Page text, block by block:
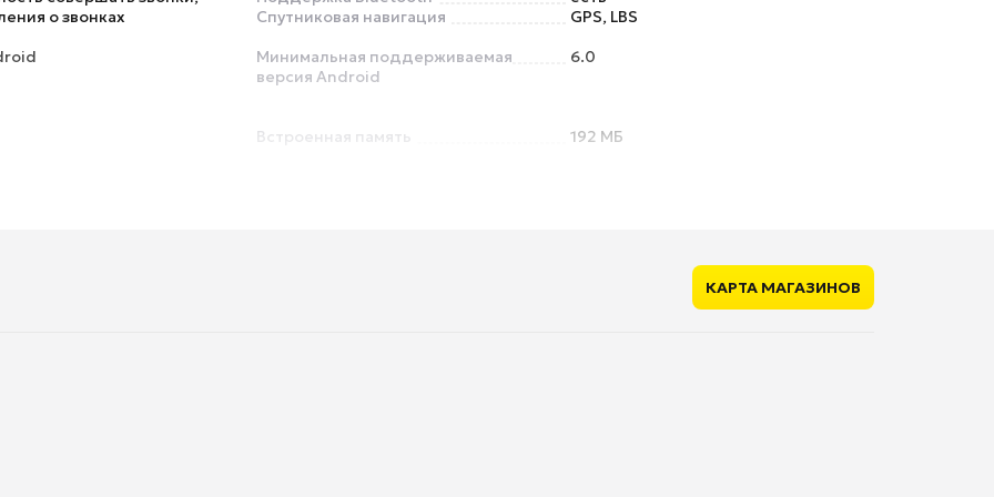
о звонках
Спутниковая навигация
GPS, LBS
Минимальная поддерживаемая
версия Android
6.0
Встроенная память
192 МБ
КАРТА МАГАЗИНОВ